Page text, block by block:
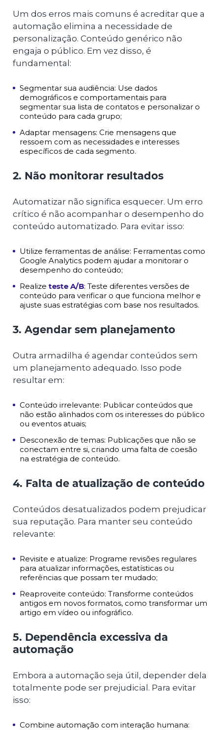
Um dos erros mais comuns é acreditar que a
automação elimina a necessidade de
personalização. Conteúdo genérico não
engaja o público. Em vez disso, é
fundamental:
Segmentar sua audiência: Use dados
demográficos e comportamentais para
segmentar sua lista de contatos e personalizar o
conteúdo para cada grupo;
Adaptar mensagens: Crie mensagens que
ressoem com as necessidades e interesses
específicos de cada segmento.
2. Não monitorar resultados
Automatizar não significa esquecer. Um erro
crítico é não acompanhar o desempenho do
conteúdo automatizado. Para evitar isso:
Utilize ferramentas de análise: Ferramentas como
Google Analytics podem ajudar a monitorar o
desempenho do conteúdo;
Realize teste A/B: Teste diferentes versões de
conteúdo para verificar o que funciona melhor e
ajuste suas estratégias com base nos resultados.
3. Agendar sem planejamento
Outra armadilha é agendar conteúdos sem
um planejamento adequado. Isso pode
resultar em:
Conteúdo irrelevante: Publicar conteúdos que
não estão alinhados com os interesses do público
ou eventos atuais;
Desconexão de temas: Publicações que não se
conectam entre si, criando uma falta de coesão
na estratégia de conteúdo.
4. Falta de atualização de conteúdo
Conteúdos desatualizados podem prejudicar
sua reputação. Para manter seu conteúdo
relevante:
Revisite e atualize: Programe revisões regulares
para atualizar informações, estatísticas ou
referências que possam ter mudado;
Reaproveite conteúdo: Transforme conteúdos
antigos em novos formatos, como transformar um
artigo em vídeo ou infográfico.
5. Dependência excessiva da
automação
Embora a automação seja útil, depender dela
totalmente pode ser prejudicial. Para evitar
isso:
Combine automação com interação humana: